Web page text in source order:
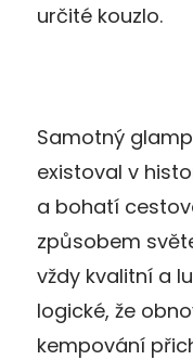
určité kouzlo.
Samotný
existoval v
a bohatí
způsobem
vždy kvalitní a
logické, že
kempování